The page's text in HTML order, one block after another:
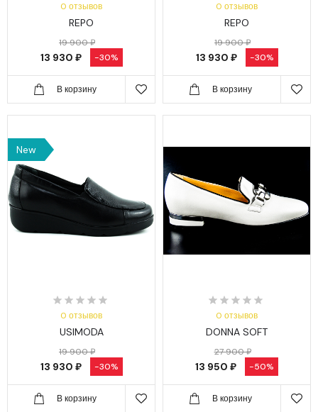
0 отзывов
REPO
19 900 ₽
13 930 ₽ -30%
В корзину
0 отзывов
REPO
19 900 ₽
13 930 ₽ -30%
В корзину
New
0 отзывов
USIMODA
19 900 ₽
13 930 ₽ -30%
В корзину
0 отзывов
DONNA SOFT
27 900 ₽
13 950 ₽ -50%
В корзину